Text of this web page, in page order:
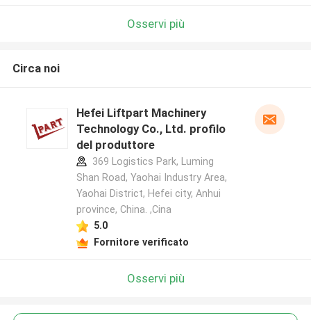
Osservi più
Circa noi
Hefei Liftpart Machinery
Technology Co., Ltd. profilo
del produttore
369 Logistics Park, Luming
Shan Road, Yaohai Industry Area,
Yaohai District, Hefei city, Anhui
province, China. ,Cina
5.0
Fornitore verificato
Osservi più